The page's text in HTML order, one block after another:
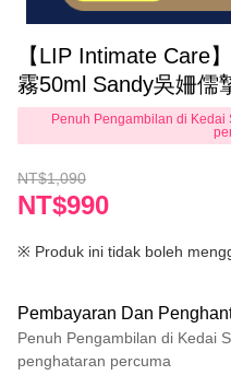
【LIP Intimate Care
霧50ml Sandy吳姍儒
Penuh Pengambilan di
NT$1,090
NT$990
※ Produk ini tidak boleh
Pembayaran Dan
Penuh Pengambilan di Kedai
penghataran percuma